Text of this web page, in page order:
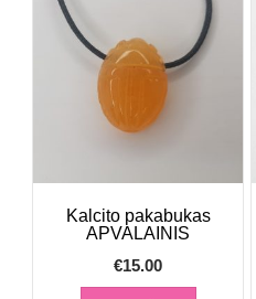
Kalcito pakabukas
APVALAINIS
€15.00